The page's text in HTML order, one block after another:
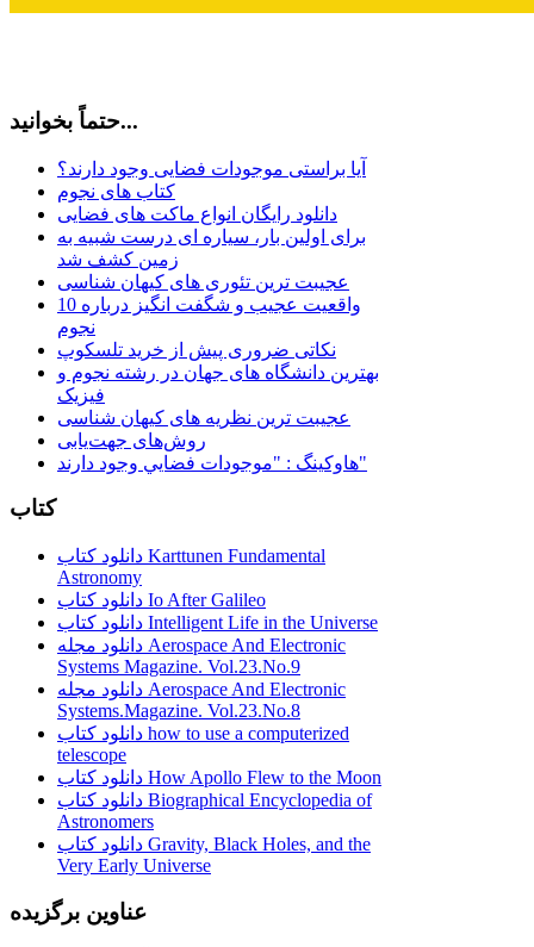
حتماً بخوانید...
آیا براستی موجودات فضایی وجود دارند؟
کتاب های نجوم
دانلود رایگان انواع ماکت های فضایی
برای اولین بار، سیاره ای درست شبیه به
زمین کشف شد
عجیبت ترین تئوری های کیهان شناسی
10 واقعیت عجیب و شگفت انگیز درباره
نجوم
نکاتی ضروری پیش از خرید تلسکوپ
بهترین دانشگاه های جهان در رشته نجوم و
فیزیک
عجیبت ترین نظریه های کیهان شناسی
روش‌های جهت‌یابی
هاوكينگ : "موجودات فضايي وجود دارند"
کتاب
دانلود کتاب Karttunen Fundamental
Astronomy
دانلود کتاب Io After Galileo
دانلود کتاب Intelligent Life in the Universe
دانلود مجله Aerospace And Electronic
Systems Magazine. Vol.23.No.9
دانلود مجله Aerospace And Electronic
Systems.Magazine. Vol.23.No.8
دانلود کتاب how to use a computerized
telescope
دانلود کتاب How Apollo Flew to the Moon
دانلود کتاب Biographical Encyclopedia of
Astronomers
دانلود کتاب Gravity, Black Holes, and the
Very Early Universe
عناوین برگزیده